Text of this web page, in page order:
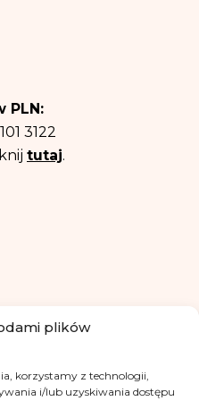
plików
korzystamy z technologii,
i/lub uzyskiwania dostępu
celów wymienionych w
danych oraz prawo ich
prawo do przenoszenia
do przenoszenia danych.
iż przetwarzanie danych
do zrealizowania ww. celów.
PLN:
3122
tutaj.